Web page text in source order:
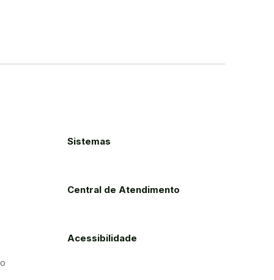
Sistemas
Central de Atendimento
Acessibilidade